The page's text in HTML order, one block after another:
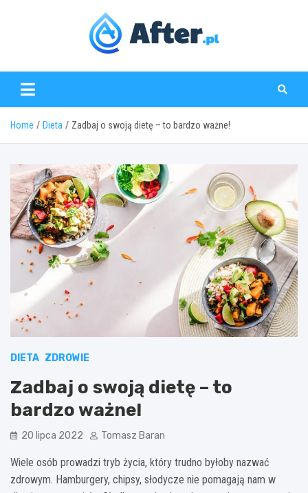
www.after.pl
Home Dieta Zadbaj o swoją dietę – to bardzo ważne!
DIETA ZDROWIE
Zadbaj o swoją dietę – to
bardzo ważne!
20 lipca 2022 Tomasz Baran
Wiele osób prowadzi tryb życia, który trudno byłoby nazwać
zdrowym. Hamburgery, chipsy, słodycze nie pomagają nam w